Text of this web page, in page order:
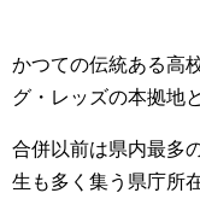
かつての伝統ある高
グ・レッズの本拠地
合併以前は県内最多
生も多く集う県庁所